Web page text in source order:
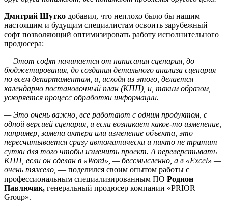
Дмитрий Шутко добавил, что неплохо было бы нашим
настоящим и будущим специалистам освоить зарубежный
софт позволяющий оптимизировать работу исполнительного
продюсера:
—Этот софт начинается от написания сценария, до
бюджетирования, до создания детального анализа сценария
по всем департаментам, и, исходя из этого, делается
календарно постановочный план (КПП), и, таким образом,
ускоряется процесс обработки информации.
—Это очень важно, все работают с одним продуктом, с
одной версией сценария, и если возникает какое-то изменение,
например, замена актера или изменение объекта, это
пересчитывается сразу автоматически и никто не тратит
сутки для того чтобы изменить проект. А переверстывать
КПП, если он сделан в «Word», —бессмысленно, а в «Excel» —
очень тяжело, — поделился своим опытом работы с
профессиональным специализированным ПО Родион
Павлючик, генеральный продюсер компании «PRIOR
Group».